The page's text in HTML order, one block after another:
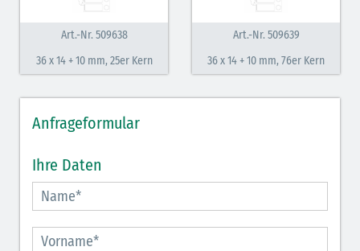
Art.-Nr. 509638
36 x 14 + 10 mm, 25er Kern
Art.-Nr. 509639
36 x 14 + 10 mm, 76er Kern
Anfrageformular
Ihre Daten